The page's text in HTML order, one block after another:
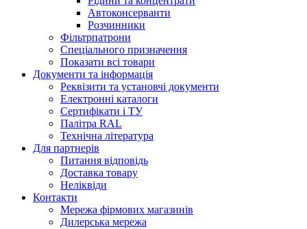
Автоконсерванти
Розчинники
Фільтрпатрони
Спеціального призначення
Показати всі товари
Документи та інформація
Реквізити та установчі документи
Електронні каталоги
Сертифікати і ТУ
Палітра RAL
Технічна література
Для партнерів
Питання відповідь
Доставка товару
Неліквіди
Контакти
Мережа фірмових магазинів
Дилерська мережа